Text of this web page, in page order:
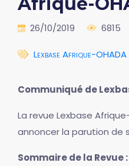
26/10/2019 6815
Lexbase Afrique-OHADA
Communiqué de
La revue Lexbase
annoncer la parution de
Sommaire de la Revue :